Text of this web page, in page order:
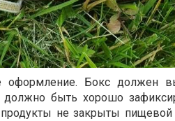
Бокс должен
быть хорошо
не закрыты пищевой